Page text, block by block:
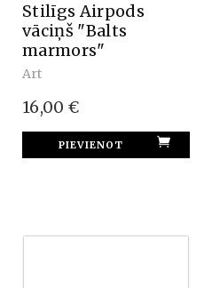
Stilīgs Airpods
vāciņš "Balts
marmors"
Art
16,00 €